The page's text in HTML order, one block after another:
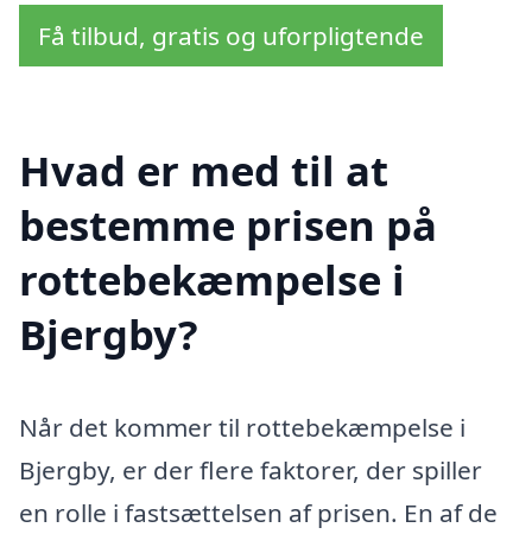
Få tilbud, gratis og uforpligtende
Hvad er med til at
bestemme prisen på
rottebekæmpelse i
Bjergby?
Når det kommer til rottebekæmpelse i
Bjergby, er der flere faktorer, der spiller
en rolle i fastsættelsen af prisen. En af de